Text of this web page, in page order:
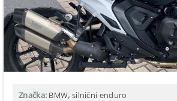
Značka: BMW, silniční enduro